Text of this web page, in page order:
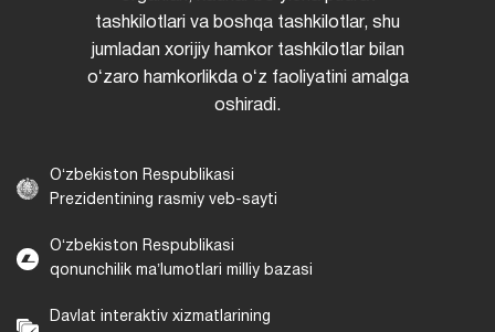
tashkilotlari va boshqa tashkilotlar, shu
jumladan xorijiy hamkor tashkilotlar bilan
oʻzaro hamkorlikda oʻz faoliyatini amalga
oshiradi.
Oʻzbekiston Respublikasi
Prezidentining rasmiy veb-sayti
Oʻzbekiston Respublikasi
qonunchilik maʼlumotlari milliy bazasi
Davlat interaktiv xizmatlarining